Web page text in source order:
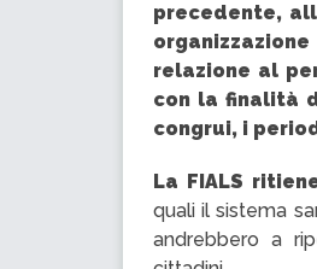
precedente,
relazione al
con la finalità
congrui, i
La FIALS
quali il sistema
andrebbero a